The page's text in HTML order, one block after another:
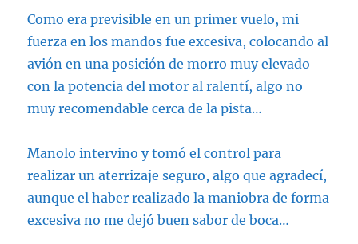
Como era previsible en un primer vuelo, mi
fuerza en los mandos fue excesiva, colocando al
avión en una posición de morro muy elevado
con la potencia del motor al ralentí, algo no
muy recomendable cerca de la pista…
Manolo intervino y tomó el control para
realizar un aterrizaje seguro, algo que agradecí,
aunque el haber realizado la maniobra de forma
excesiva no me dejó buen sabor de boca…